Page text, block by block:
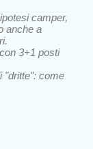
camper,
anche a
3+1 posti
"dritte": come